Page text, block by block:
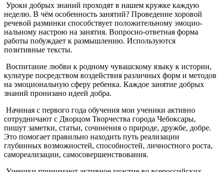
Уроки добрых знаний проходят в нашем кружке каждую
неделю. В чём особенность занятий? Проведение хоровой
речевой разминки способствует положительному эмоцио-
нальному настрою на занятия. Вопросно-ответная форма
работы побуждает к размышлению. Используются
позитивные тексты.
Воспитание любви к родному чувашскому языку к истории,
культуре посредством воздействия различных форм и методов
на эмоциональную сферу ребенка. Каждое занятие добрых
знаний пронизано идеей добра.
Начиная с первого года обучения мои ученики активно
сотрудничают с Дворцом Творчества города Чебоксары,
пишут заметки, статьи, сочинения о природе, дружбе, добре.
Это помогает правильно находить путь реализации
глубинных возможностей, способностей, личностного роста,
самореализации, самосовершенствования.